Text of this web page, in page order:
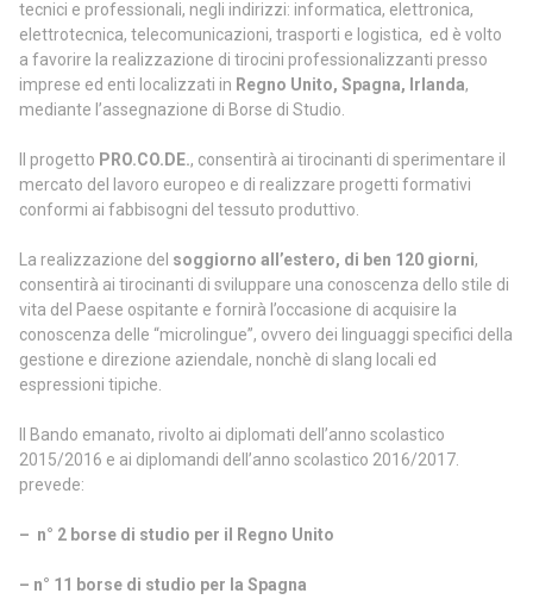
tecnici e professionali, negli indirizzi: informatica, elettronica,
elettrotecnica, telecomunicazioni, trasporti e logistica, ed è volto
a favorire la realizzazione di tirocini professionalizzanti presso
imprese ed enti localizzati in Regno Unito, Spagna, Irlanda,
mediante l’assegnazione di Borse di Studio.
Il progetto PRO.CO.DE., consentirà ai tirocinanti di sperimentare il
mercato del lavoro europeo e di realizzare progetti formativi
conformi ai fabbisogni del tessuto produttivo.
La realizzazione del soggiorno all’estero, di ben 120 giorni,
consentirà ai tirocinanti di sviluppare una conoscenza dello stile di
vita del Paese ospitante e fornirà l’occasione di acquisire la
conoscenza delle “microlingue”, ovvero dei linguaggi specifici della
gestione e direzione aziendale, nonchè di slang locali ed
espressioni tipiche.
Bando emanato, rivolto ai diplomati dell’anno scolastico
2015/2016 e ai diplomandi dell’anno scolastico 2016/2017.
prevede:
– n° 2 borse di studio per il Regno Unito
– n° 11 borse di studio per la Spagna